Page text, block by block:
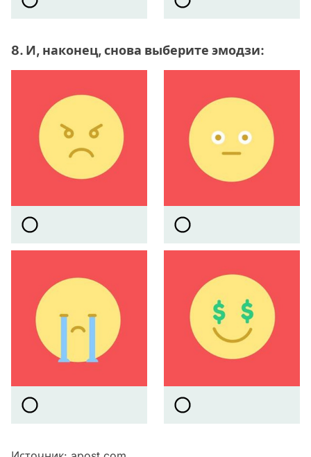
8. И, наконец, снова выберите эмодзи: